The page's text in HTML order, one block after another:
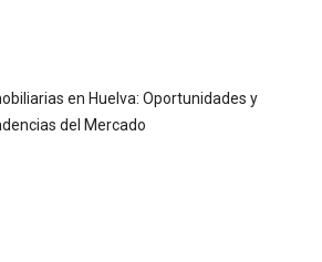
en Huelva: Oportunidades y
del Mercado